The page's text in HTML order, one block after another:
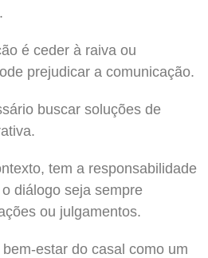
é ceder à raiva ou
prejudicar a comunicação.
buscar soluções de
tem a responsabilidade
diálogo seja sempre
ou julgamentos.
estar do casal como um